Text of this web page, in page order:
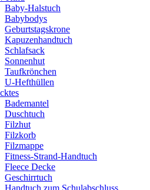
Baby-Halstuch
Babybodys
Geburtstagskrone
Kapuzenhandtuch
Schlafsack
Sonnenhut
Taufkrönchen
U-Hefthüllen
Bademantel
Duschtuch
Filzhut
Filzkorb
Filzmappe
Fitness-Strand-Handtuch
Fleece Decke
Geschirrtuch